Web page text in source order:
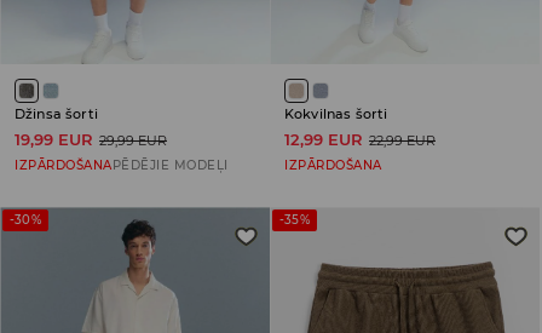
Džinsa šorti
19,99 EUR 29,99 EUR
IZPĀRDOŠANAPĒDĒJIE MODEĻI
Kokvilnas šorti
12,99 EUR 22,99 EUR
IZPĀRDOŠANA
-30% -35%